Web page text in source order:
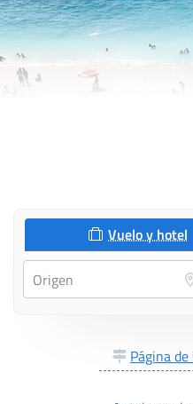
Vuelo y hotel
Página